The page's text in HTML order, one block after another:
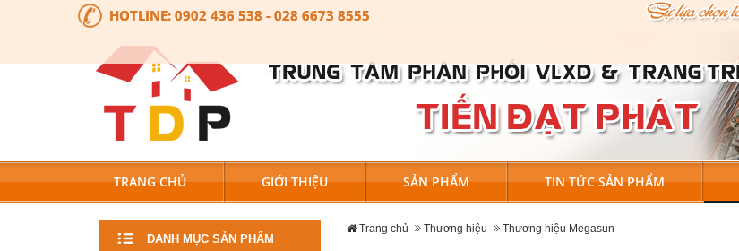
HOTLINE: 0902 436 538 - 028 6673 8555
Trang chủ Thương hiệu Thương hiệu Megasun
DANH MỤC SẢN PHẨM
TRANG CHỦ GIỚI THIỆU SẢN PHẨM TIN TỨC SẢN PHẨM